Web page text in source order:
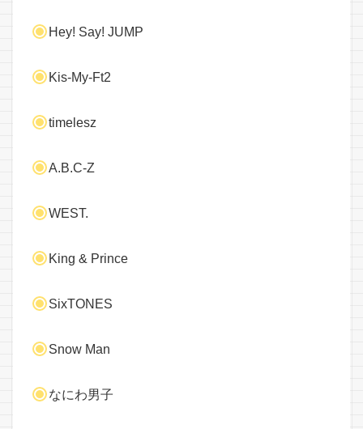
Hey! Say! JUMP
Kis-My-Ft2
timelesz
A.B.C-Z
WEST.
King & Prince
SixTONES
Snow Man
なにわ男子